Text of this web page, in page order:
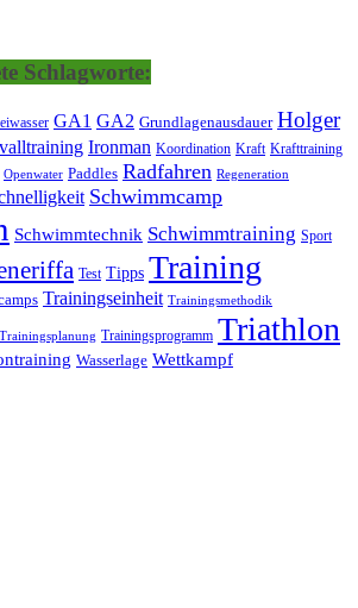
Schlagworte:
GA1 GA2 Grundlagenausdauer Holger
Ironman Koordination Kraft Krafttraining
Openwater Paddles Radfahren Regeneration
Schwimmcamp
Schwimmtechnik Schwimmtraining Sport
Test Tipps Training
Trainingseinheit Trainingsmethodik
Trainingsplanung Trainingsprogramm Triathlon
Wasserlage Wettkampf